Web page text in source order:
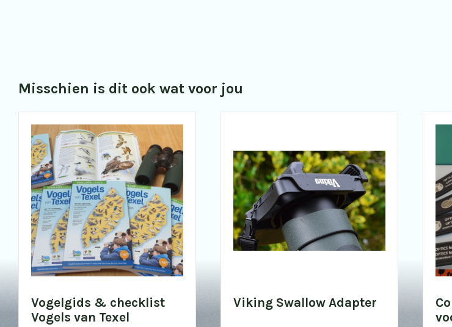
Misschien is dit ook wat voor jou
Vogelgids & checklist
Vogels van Texel
Viking Swallow Adapter